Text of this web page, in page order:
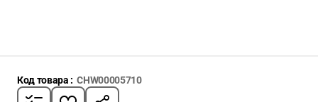
Код товара : CHW00005710